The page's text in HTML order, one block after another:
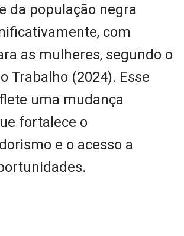
da população negra
com
as mulheres, segundo o
Trabalho (2024). Esse
uma mudança
fortalece o
e o acesso a